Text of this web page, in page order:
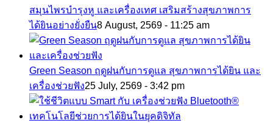
สมุนไพรบำรุงหู และเครื่องเทศ เสริมสร้างสุขภาพการ
ได้ยินอย่างยั่งยืน8 August, 2569 - 11:25 am
Green Season ฤดูฝนกับการดูแล สุขภาพการได้ยิน และ
เครื่องช่วยฟัง25 July, 2569 - 3:42 pm